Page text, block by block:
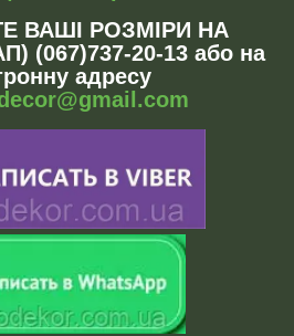
ВАШІ РОЗМІРИ НА
(067)737-20-13 або на
адресу